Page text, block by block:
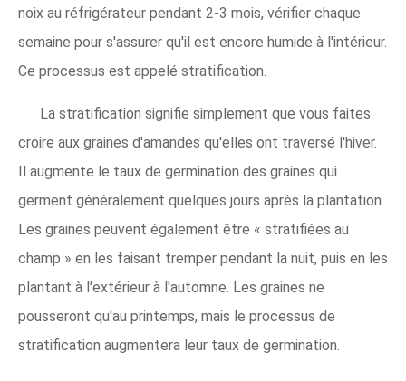
noix au réfrigérateur pendant 2-3 mois, vérifier chaque
semaine pour s'assurer qu'il est encore humide à l'intérieur.
Ce processus est appelé stratification.
La stratification signifie simplement que vous faites
croire aux graines d'amandes qu'elles ont traversé l'hiver.
Il augmente le taux de germination des graines qui
germent généralement quelques jours après la plantation.
Les graines peuvent également être « stratifiées au
champ » en les faisant tremper pendant la nuit, puis en les
plantant à l'extérieur à l'automne. Les graines ne
pousseront qu'au printemps, mais le processus de
stratification augmentera leur taux de germination.